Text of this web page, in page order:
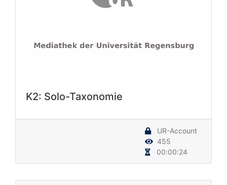
K2: Solo-Taxonomie
UR-Account
455
00:00:24